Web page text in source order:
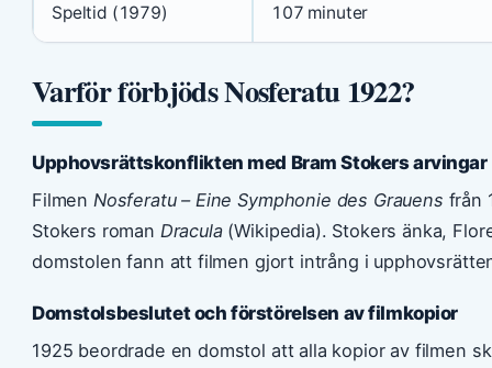
Speltid (1979) 107 minuter
Varför förbjöds Nosferatu 1922?
Upphovsrättskonflikten med Bram Stokers arvingar
Filmen Nosferatu – Eine Symphonie des Grauens från
Stokers roman Dracula(Wikipedia). Stokers änka,
domstolen fann att filmen gjort intrång i
Domstolsbeslutet och förstörelsen av filmkopior
1925 beordrade en domstol att alla kopior av filmen